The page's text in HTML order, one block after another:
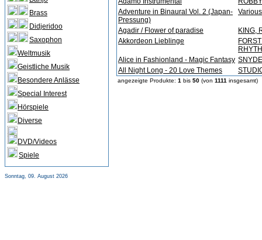
Brass
Didjeridoo
Saxophon
Weltmusik
Geistliche Musik
Besondere Anlässe
Special Interest
Hörspiele
Diverse
DVD/Videos
Spiele
Adventure in Binaural Vol. 2 (Japan-
Pressung)
Agadir / Flower of paradise
KING,
Akkordeon Lieblinge
Alice in Fashionland - Magic Fantasy
All Night Long - 20 Love Themes
angezeigte Produkte: 1 bis 50 (von 1111 insgesamt)
Sonntag, 09. August 2026